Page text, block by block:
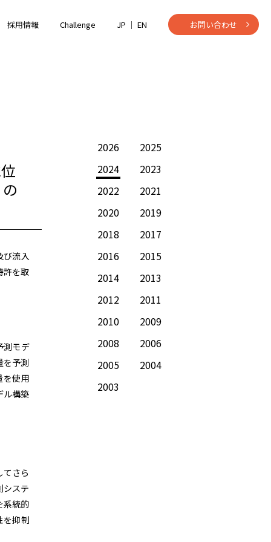
採用情報 Challenge JP ｜ EN お問い合わせ
び流入
許を取
測モデ
を予測
を使用
ル構築
さら
システ
系統的
を抑制
2026
2025
2024
2023
2022
2021
2020
2019
2018
2017
2016
2015
2014
2013
2012
2011
2010
2009
2008
2006
2005
2004
2003